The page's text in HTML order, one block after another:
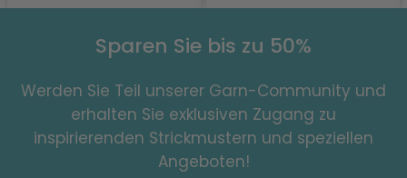
Sparen Sie bis zu 50%
Werden Sie Teil unserer Garn-Community und
erhalten Sie exklusiven Zugang zu
inspirierenden Strickmustern und speziellen
Angeboten!